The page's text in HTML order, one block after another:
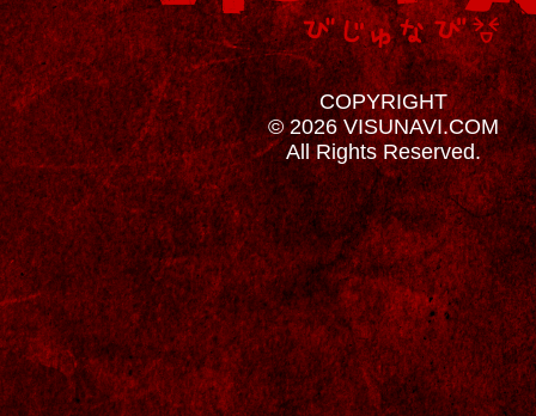
COPYRIGHT
© 2026 VISUNAVI.COM
All Rights Reserved.